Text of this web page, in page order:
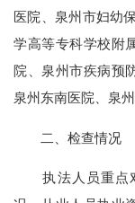
医院、泉州市妇幼
学高等专科学校附
院、泉州市疾病预
泉州东南医院、泉
二、检查情况
执法人员重点